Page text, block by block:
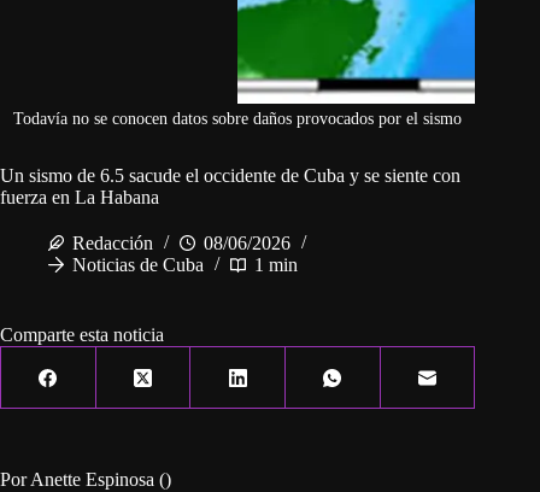
Todavía no se conocen datos sobre daños provocados por el sismo
Un sismo de 6.5 sacude el occidente de Cuba y se siente con
fuerza en La Habana
Redacción
08/06/2026
Noticias de Cuba
1 min
Comparte esta noticia
Por Anette Espinosa ()